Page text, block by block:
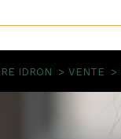
IDRON VENTE